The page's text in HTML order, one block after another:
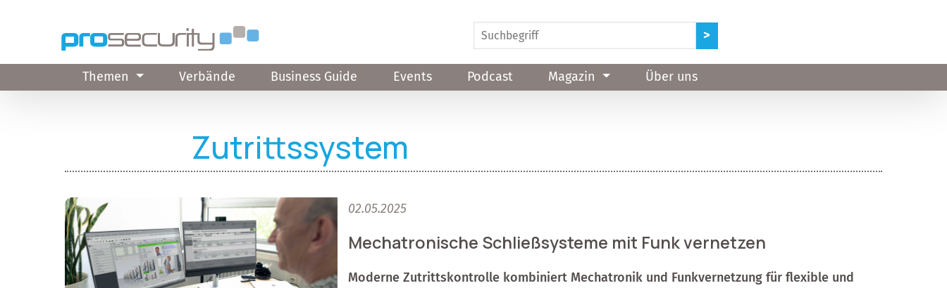
Themen Verbände Business Guide Events Podcast Magazin Über uns
Zutrittssystem
02.05.2025
Mechatronische Schließsysteme mit Funk vernetzen
Moderne Zutrittskontrolle kombiniert Mechatronik und Funkvernetzung für flexible und